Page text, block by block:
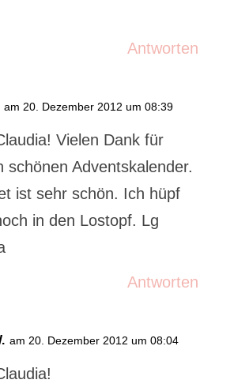
Antworten
am 20. Dezember 2012 um 08:39
Vielen Dank für
schönen Adventskalender.
ist sehr schön. Ich hüpf
in den Lostopf. Lg
Antworten
am 20. Dezember 2012 um 08:04